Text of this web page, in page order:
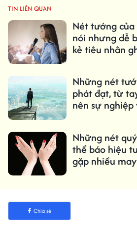
TIN LIÊN QUAN
Nét tướng
nói nhưng dễ
kẻ tiêu nhân
Những nét
phát đạt, từ
nên sự nghiệp
Những nét
thể báo hiệu
gặp nhiều
Chia sẻ